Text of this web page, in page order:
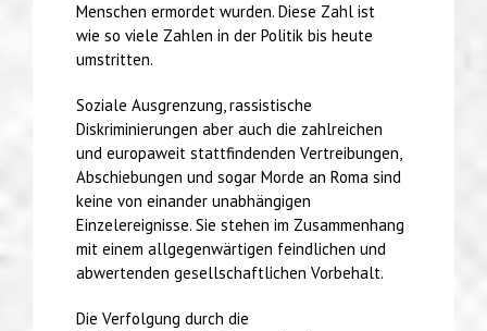
Menschen ermordet wurden. Diese Zahl ist
wie so viele Zahlen in der Politik bis heute
umstritten.
Soziale Ausgrenzung, rassistische
Diskriminierungen aber auch die zahlreichen
und europaweit stattfindenden Vertreibungen,
Abschiebungen und sogar Morde an Roma sind
keine von einander unabhängigen
Einzelereignisse. Sie stehen im Zusammenhang
mit einem allgegenwärtigen feindlichen und
abwertenden gesellschaftlichen Vorbehalt.
Die Verfolgung durch die